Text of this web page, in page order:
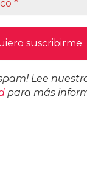
Lee
para más